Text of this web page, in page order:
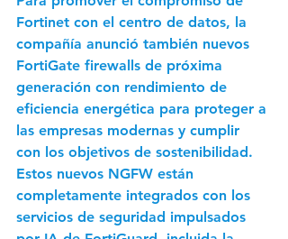
Fortinet con el centro de datos, la
compañía anunció también nuevos
FortiGate firewalls de próxima
generación con rendimiento de
eficiencia energética para proteger a
las empresas modernas y cumplir
con los objetivos de sostenibilidad.
Estos nuevos NGFW están
completamente integrados con los
servicios de seguridad impulsados